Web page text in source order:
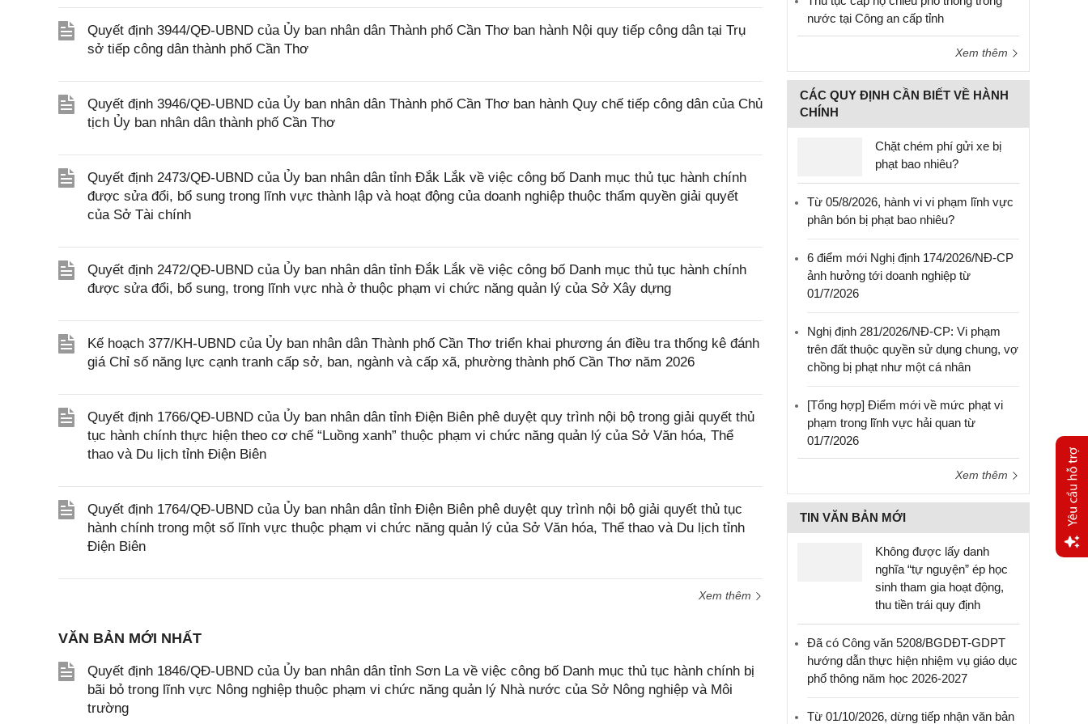
Quyết định 3944/QĐ-UBND của Ủy ban nhân dân Thành phố Cần Thơ ban hành Nội quy tiếp công dân tại Trụ
sở tiếp công dân thành phố Cần Thơ
Quyết định 3946/QĐ-UBND của Ủy ban nhân dân Thành phố Cần Thơ ban hành Quy chế tiếp công dân của Chủ
tịch Ủy ban nhân dân thành phố Cần Thơ
Quyết định 2473/QĐ-UBND của Ủy ban nhân dân tỉnh Đắk Lắk về việc công bố Danh mục thủ tục hành chính
được sửa đổi, bổ sung trong lĩnh vực thành lập và hoạt động của doanh nghiệp thuộc thẩm quyền giải quyết
của Sở Tài chính
Quyết định 2472/QĐ-UBND của Ủy ban nhân dân tỉnh Đắk Lắk về việc công bố Danh mục thủ tục hành chính
được sửa đổi, bổ sung, trong lĩnh vực nhà ở thuộc phạm vi chức năng quản lý của Sở Xây dựng
Kế hoạch 377/KH-UBND của Ủy ban nhân dân Thành phố Cần Thơ triển khai phương án điều tra thống kê đánh
giá Chỉ số năng lực cạnh tranh cấp sở, ban, ngành và cấp xã, phường thành phố Cần Thơ năm 2026
Quyết định 1766/QĐ-UBND của Ủy ban nhân dân tỉnh Điện Biên phê duyệt quy trình nội bộ trong giải quyết thủ
tục hành chính thực hiện theo cơ chế “Luồng xanh” thuộc phạm vi chức năng quản lý của Sở Văn hóa, Thể
thao và Du lịch tỉnh Điện Biên
Quyết định 1764/QĐ-UBND của Ủy ban nhân dân tỉnh Điện Biên phê duyệt quy trình nội bộ giải quyết thủ tục
hành chính trong một số lĩnh vực thuộc phạm vi chức năng quản lý của Sở Văn hóa, Thể thao và Du lịch tỉnh
Điện Biên
Xem thêm
VĂN BẢN MỚI NHẤT
Quyết định 1846/QĐ-UBND của Ủy ban nhân dân tỉnh Sơn La về việc công bố Danh mục thủ tục hành chính bị
bãi bỏ trong lĩnh vực Nông nghiệp thuộc phạm vi chức năng quản lý Nhà nước của Sở Nông nghiệp và Môi
trường
nước tại Công an cấp tỉnh
Xem thêm
CÁC QUY ĐỊNH CẦN BIẾT VỀ HÀNH
CHÍNH
Chặt chém phí gửi xe bị
phạt bao nhiêu?
Từ 05/8/2026, hành vi vi phạm lĩnh vực
phân bón bị phạt bao nhiêu?
6 điểm mới Nghị định 174/2026/NĐ-CP
ảnh hưởng tới doanh nghiệp từ
01/7/2026
Nghị định 281/2026/NĐ-CP: Vi phạm
trên đất thuộc quyền sử dụng chung, vợ
chồng bị phạt như một cá nhân
[Tổng hợp] Điểm mới về mức phạt vi
phạm trong lĩnh vực hải quan từ
01/7/2026
Xem thêm
TIN VĂN BẢN MỚI
Không được lấy danh
nghĩa “tự nguyện” ép học
sinh tham gia hoạt động,
thu tiền trái quy định
Đã có Công văn 5208/BGDĐT-GDPT
hướng dẫn thực hiện nhiệm vụ giáo dục
phổ thông năm học 2026-2027
Từ 01/10/2026, dừng tiếp nhận văn bản